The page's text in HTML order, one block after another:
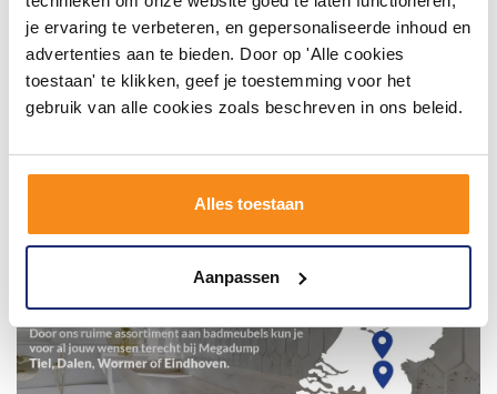
je ervaring te verbeteren, en gepersonaliseerde inhoud en
advertenties aan te bieden. Door op 'Alle cookies
toestaan' te klikken, geef je toestemming voor het
gebruik van alle cookies zoals beschreven in ons beleid.
Alles toestaan
Aanpassen